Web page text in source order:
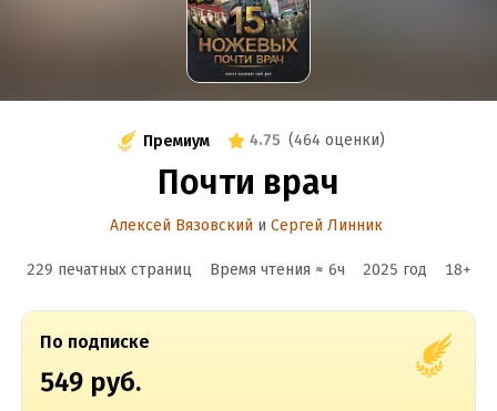
Премиум 4.75 (464 оценки)
Почти врач
Алексей Вязовский и Сергей Линник
229 печатных страниц Время чтения ≈ 6ч 2025 год 18+
По подписке
549 руб.